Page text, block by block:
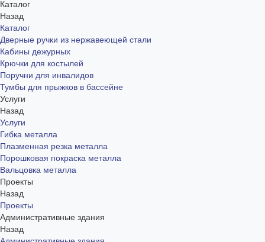
Каталог
Назад
Каталог
Дверные ручки из нержавеющей стали
Кабины дежурных
Крючки для костылей
Поручни для инвалидов
Тумбы для прыжков в бассейне
Услуги
Назад
Услуги
Гибка металла
Плазменная резка металла
Порошковая покраска металла
Вальцовка металла
Проекты
Назад
Проекты
Административные здания
Назад